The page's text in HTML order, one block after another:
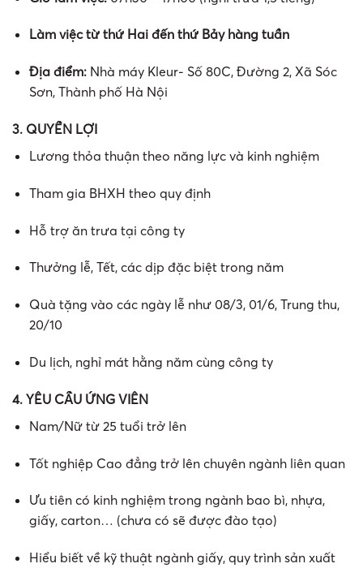
Làm việc từ thứ Hai đến thứ Bảy hàng tuần
Địa điểm:Nhà máy Kleur- Số 80C, Đường 2, Xã Sóc
Sơn, Thành phố Hà Nội
3. QUYỀN LỢI
Lương thỏa thuận theo năng lực và kinh nghiệm
Tham gia BHXH theo quy định
Hỗ trợ ăn trưa tại công ty
Thưởng lễ, Tết, các dịp đặc biệt trong năm
Quà tặng vào các ngày lễ như 08/3, 01/6, Trung thu,
20/10
Du lịch, nghỉ mát hằng năm cùng công ty
4. YÊU CẦU ỨNG VIÊN
Nam/Nữ từ 25 tuổi trở lên
Tốt nghiệp Cao đẳng trở lên chuyên ngành liên quan
Ưu tiên có kinh nghiệm trong ngành bao bì, nhựa,
giấy, carton… (chưa có sẽ được đào tạo)
Hiểu biết về kỹ thuật ngành giấy, quy trình sản xuất